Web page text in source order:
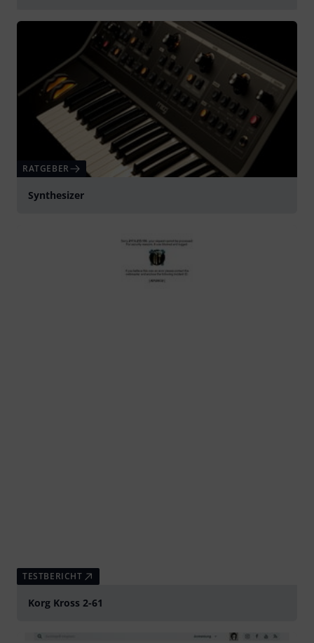
RATGEBER
Synthesizer
TESTBERICHT
Korg Kross 2-61